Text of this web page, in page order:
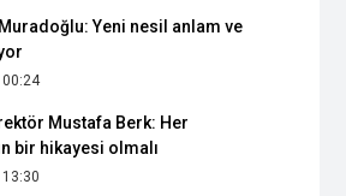
Yeni nesil anlam ve
Mustafa Berk: Her
bir hikayesi olmalı